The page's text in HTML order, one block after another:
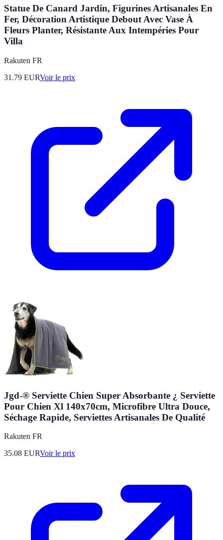
Statue De Canard Jardin, Figurines Artisanales En
Fer, Décoration Artistique Debout Avec Vase À
Fleurs Planter, Résistante Aux Intempéries Pour
Villa
Rakuten FR
31.79 EURVoir le prix
Jgd-® Serviette Chien Super Absorbante ¿ Serviette
Pour Chien Xl 140x70cm, Microfibre Ultra Douce,
Séchage Rapide, Serviettes Artisanales De Qualité
Rakuten FR
35.08 EURVoir le prix